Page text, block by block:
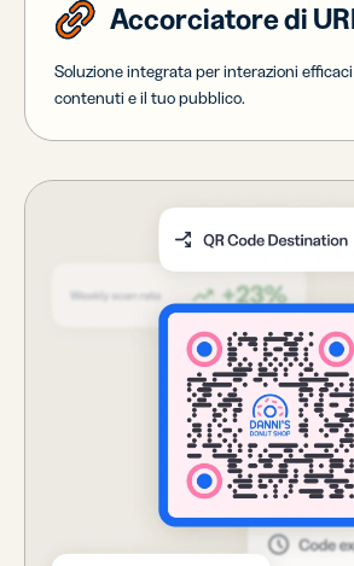
Accorciatore di
Soluzione integrata per interazioni
contenuti e il tuo pubblico.